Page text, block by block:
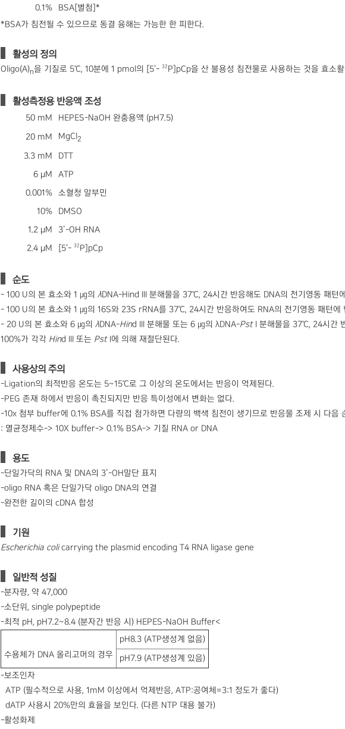
0.1%
BSA[별첨]*
*BSA가 침전될 수 있으므로 동결 융해는 가능한 한 피한다.
활성의 정의
Oligo(A)n을 기질로 5℃, 10분에 1 pmol의 [5'- 32 P]pCp을 산 불용성 침전물로 사용하는 것을 효소
활성측정용 반응액 조성
50 mM
HEPES-NaOH 완충용액 (pH7.5)
20 mM
MgCl 2
3.3 mM
DTT
6 μM
ATP
0.001%
소혈청 알부민
10%
DMSO
1.2 μM
3’-OH RNA
2.4 μM
[5'- 32 P]pCp
순도
- 100 U의 본 효소와 1 ㎍의 λDNA-Hind III 분해물을 37℃, 24시간 반응해도 DNA의 전기영동 패턴
- 100 U의 본 효소와 1 ㎍의 16S와 23S rRNA를 37℃, 24시간 반응하여도 RNA의 전기영동 패턴에
- 20 U의 본 효소와 6 ㎍의 λDNA-Hind III 분해물 또는 6 ㎍의 λDNA-PstI 분해물을 37℃, 24시간
100%가 각각 Hind III 또는 PstI에 의해 재절단된다.
사용상의 주의
-Ligation의 최적반응 온도는 5~15℃로 그 이상의 온도에서는 반응이 억제된다.
-PEG 존재 하에서 반응이 촉진되지만 반응 특이성에서 변화는 없다.
-10x 첨부 buffer에 0.1% BSA를 직접 첨가하면 다량의 백색 침전이 생기므로 반응물 조제 시 다음
: 멸균정제수-> 10X buffer-> 0.1% BSA-> 기질 RNA or DNA
용도
-단일가닥의 RNA 및 DNA의 3’-OH말단 표지
-oligo RNA 혹은 단일가닥 oligo DNA의 연결
-완전한 길이의 cDNA 합성
기원
Escherichia colicarrying the plasmid encoding T4 RNA ligase gene
일반적 성질
-분자량, 약 47,000
-소단위, single polypeptide
-최적 pH, pH7.2~8.4 (분자간 반응 시) HEPES-NaOH Buffer<
수용체가 DNA 올리고머의 경우
pH8.3 (ATP생성계 없음)
pH7.9 (ATP생성계 있음)
-보조인자
ATP (필수적으로 사용, 1mM 이상에서 억제반응, ATP:공여체=3:1 정도가 좋다)
dATP 사용시 20%만의 효율을 보인다. (다른 NTP 대용 불가)
-활성화제